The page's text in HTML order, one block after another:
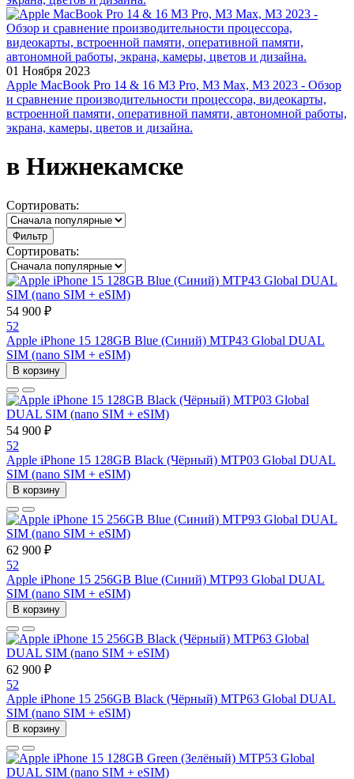
01 Ноября 2023
Apple MacBook Pro 14 & 16 M3 Pro, M3 Max, M3 2023 - Обзор
и сравнение производительности процессора, видеокарты,
встроенной памяти, оперативной памяти, автономной работы,
экрана, камеры, цветов и дизайна.
в Нижнекамске
Сортировать:
Фильтр
Сортировать:
54 900 ₽
52
Apple iPhone 15 128GB Blue (Синий) MTP43 Global DUAL
SIM (nano SIM + eSIM)
В корзину
54 900 ₽
52
Apple iPhone 15 128GB Black (Чёрный) MTP03 Global DUAL
SIM (nano SIM + eSIM)
В корзину
62 900 ₽
52
Apple iPhone 15 256GB Blue (Синий) MTP93 Global DUAL
SIM (nano SIM + eSIM)
В корзину
62 900 ₽
52
Apple iPhone 15 256GB Black (Чёрный) MTP63 Global DUAL
SIM (nano SIM + eSIM)
В корзину